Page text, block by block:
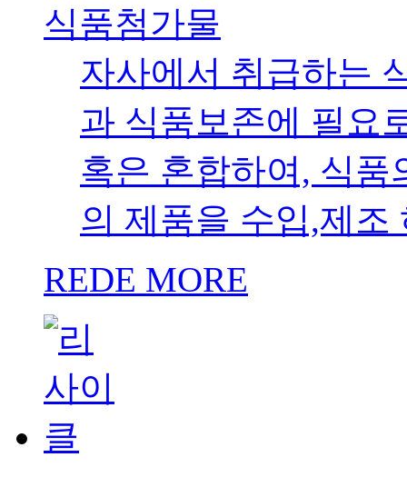
식품첨가물
자사에서 취급하는
과 식품보존에 필요
혹은 혼합하여, 식품
의 제품을 수입,제조
REDE MORE